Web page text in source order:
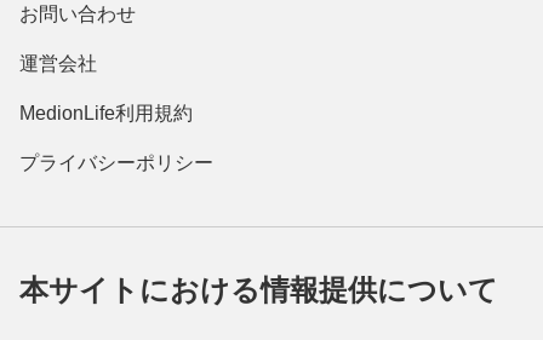
お問い合わせ
運営会社
MedionLife利用規約
プライバシーポリシー
本サイトにおける情報提供について